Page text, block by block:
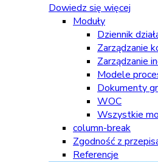
Dowiedz się więcej
Moduły
Dziennik
Zarządzanie
Zarządzanie
Modele
Dokumenty
WOC
Wszystkie
column-break
Zgodność z
Referencje